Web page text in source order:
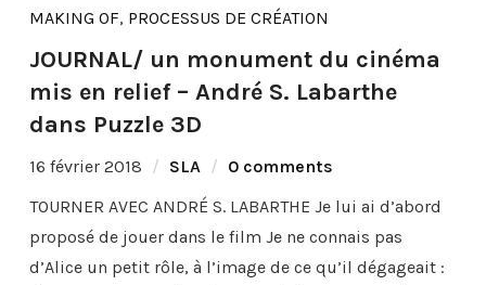
MAKING OF, PROCESSUS DE CRÉATION
JOURNAL/ un monument du cinéma
mis en relief – André S. Labarthe
dans Puzzle 3D
16 février 2018 SLA
0 comments
TOURNER AVEC ANDRÉ S. LABARTHE Je lui ai d’abord
proposé de jouer dans le film Je ne connais pas
d’Alice un petit rôle, à l’image de ce qu’il dégageait :